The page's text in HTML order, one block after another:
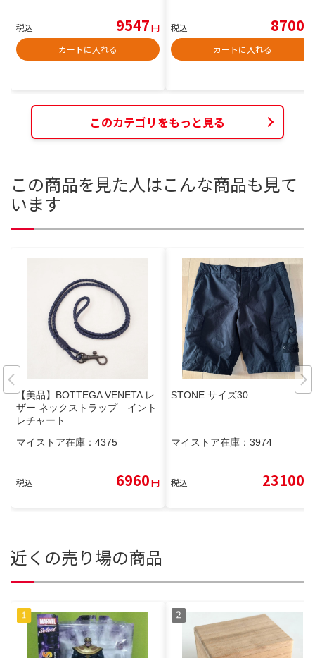
税込 9547円
カートに入れる
税込 8700
カートに入れる
このカテゴリをもっと見る
この商品を見た人はこんな商品も見て
います
【美品】BOTTEGA VENETA レ
ザー ネックストラップ イント
レチャート
マイストア在庫： 4375
税込 6960円
STONE サイズ30
マイストア在庫： 3974
税込 23100
近くの売り場の商品